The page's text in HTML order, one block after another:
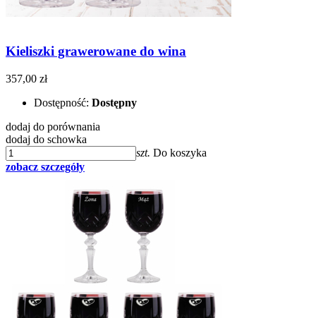
Kieliszki grawerowane do wina
357,00 zł
Dostępność: Dostępny
dodaj do porównania
dodaj do schowka
szt. Do koszyka
zobacz szczegóły